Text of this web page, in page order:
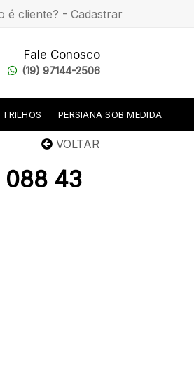
é cliente? - Cadastrar
Fale Conosco
(19) 97144-2506
TRILHOS PERSIANA SOB MEDIDA
VOLTAR
088 43